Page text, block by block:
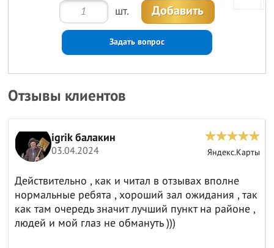
шт. Добавить
Задать вопрос
Отзывы клиентов
igrik балакин
03.04.2024 Яндекс.Карты
Действительно , как и читал в отзывах вполне
нормальные ребята , хороший зал ожидания , так
как там очередь значит лучший пункт на районе ,
людей и мой глаз не обмануть )))